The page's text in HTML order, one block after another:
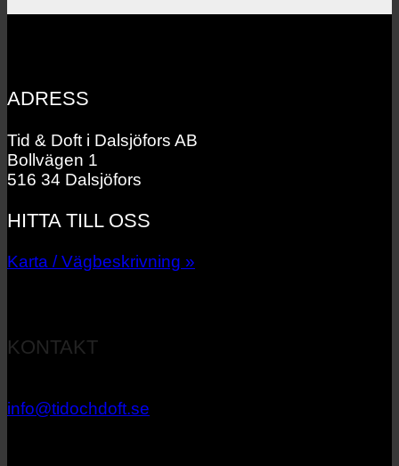
ADRESS
Tid & Doft i Dalsjöfors AB
Bollvägen 1
516 34 Dalsjöfors
HITTA TILL OSS
Karta / Vägbeskrivning »
KONTAKT
info@tidochdoft.se